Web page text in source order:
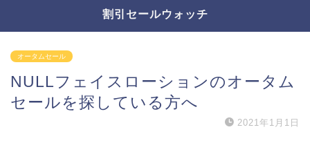
割引セールウォッチ
オータムセール
NULLフェイスローションのオータム
セールを探している方へ
2021年1月1日